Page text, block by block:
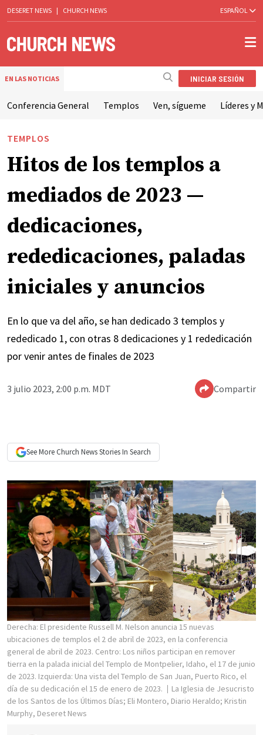
DESERET NEWS | CHURCH NEWS ESPAÑOL
EN LAS NOTICIAS INICIAR SESIÓN
Conferencia General Templos Ven, sígueme Líderes y
TEMPLOS
Hitos de los templos a
mediados de 2023 —
dedicaciones,
rededicaciones, paladas
iniciales y anuncios
En lo que va del año, se han dedicado 3 templos y
rededicado 1, con otras 8 dedicaciones y 1 rededicación
por venir antes de finales de 2023
3 julio 2023, 2:00 p.m. MDT Compartir
See More Church NewsStories In Search
Derecha: El presidente Russell M. Nelson anuncia 15 nuevas
ubicaciones de templos el 2 de abril de 2023, en la conferencia
general de abril de 2023. Centro: Los niños participan en remover
tierra en la palada inicial del Templo de Montpelier, Idaho, el 17 de junio
de 2023. Izquierda: Una vista del Templo de San Juan, Puerto Rico, el
día de su dedicación el 15 de enero de 2023.
La Iglesia de Jesucristo
de los Santos de los Últimos Días; Eli Montero, Diario Heraldo; Kristin
Murphy, Deseret News